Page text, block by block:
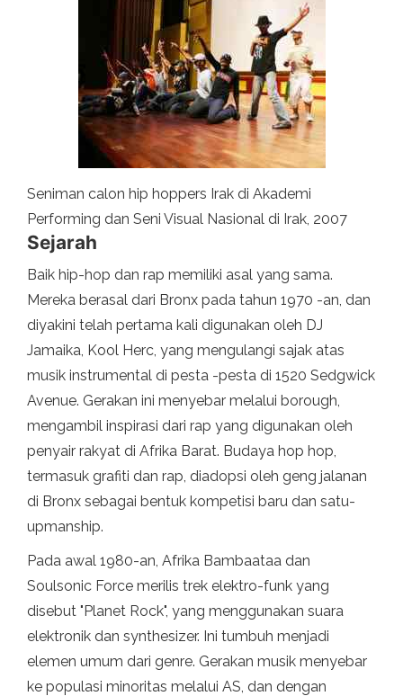
Seniman calon hip hoppers Irak di Akademi
Performing dan Seni Visual Nasional di Irak, 2007
Sejarah
Baik hip-hop dan rap memiliki asal yang sama.
Mereka berasal dari Bronx pada tahun 1970 -an, dan
diyakini telah pertama kali digunakan oleh DJ
Jamaika, Kool Herc, yang mengulangi sajak atas
musik instrumental di pesta -pesta di 1520 Sedgwick
Avenue. Gerakan ini menyebar melalui borough,
mengambil inspirasi dari rap yang digunakan oleh
penyair rakyat di Afrika Barat. Budaya hop hop,
termasuk grafiti dan rap, diadopsi oleh geng jalanan
di Bronx sebagai bentuk kompetisi baru dan satu-
upmanship.
Pada awal 1980-an, Afrika Bambaataa dan
Soulsonic Force merilis trek elektro-funk yang
disebut "Planet Rock", yang menggunakan suara
elektronik dan synthesizer. Ini tumbuh menjadi
elemen umum dari genre. Gerakan musik menyebar
ke populasi minoritas melalui AS, dan dengan